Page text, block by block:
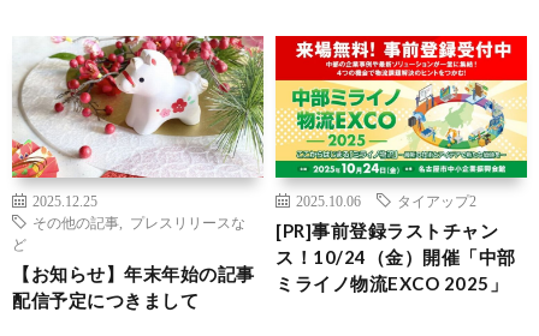
2025.12.25
その他の記事
プレスリリースな
ど
【お知らせ】年末年始の記事
配信予定につきまして
2025.10.06 タイアップ2
[PR]事前登録ラストチャン
ス！10/24（金）開催「中部
ミライノ物流EXCO 2025」